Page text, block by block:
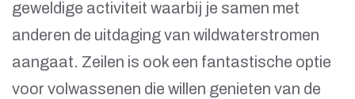
geweldige activiteit waarbij je samen met
anderen de uitdaging van wildwaterstromen
aangaat. Zeilen is ook een fantastische optie
voor volwassenen die willen genieten van de